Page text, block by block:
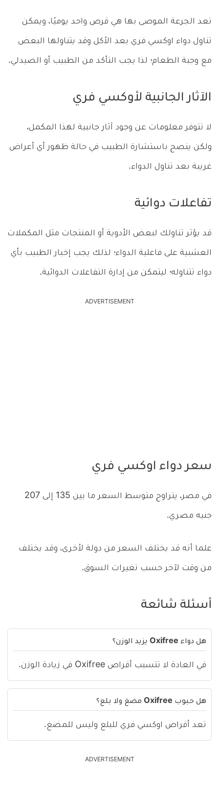
تعد الجرعة الموصى بها هي قرص واحد يوميًا، ويمكن
تناول دواء اوكسي فري بعد الأكل وقد يتناولها البعض
مع وجبة الطعام؛ لذا يجب التأكد من الطبيب أو الصيدلي.
الآثار الجانبية لأوكسي فري
لا تتوفر معلومات عن وجود آثار جانبية لهذا المكمل،
ولكن ينصح باستشارة الطبيب في حالة ظهور أي أعراض
غريبة بعد تناول الدواء.
تفاعلات دوائية
قد يؤثر تناولك لبعض الأدوية أو المنتجات مثل المكملات
العشبية على فاعلية الدواء؛ لذلك يجب إخبار الطبيب بأي
دواء تتناوله؛ ليتمكن من إدارة التفاعلات الدوائية.
ADVERTISEMENT
سعر دواء اوكسي فري
في مصر، يتراوح متوسط السعر ما بين 135 إلى 207
جنيه مصري.
علما أنه قد يختلف السعر من دولة لأخرى، وقد يختلف
من وقت لآخر حسب تغيرات السوق.
أسئلة شائعة
هل دواء Oxifree يزيد الوزن؟
في العادة لا تتسبب أقراص Oxifree في زيادة الوزن.
هل حبوب Oxifree مضغ ولا بلع؟
تعد أقراص اوكسي فري للبلع وليس للمضغ.
ADVERTISEMENT